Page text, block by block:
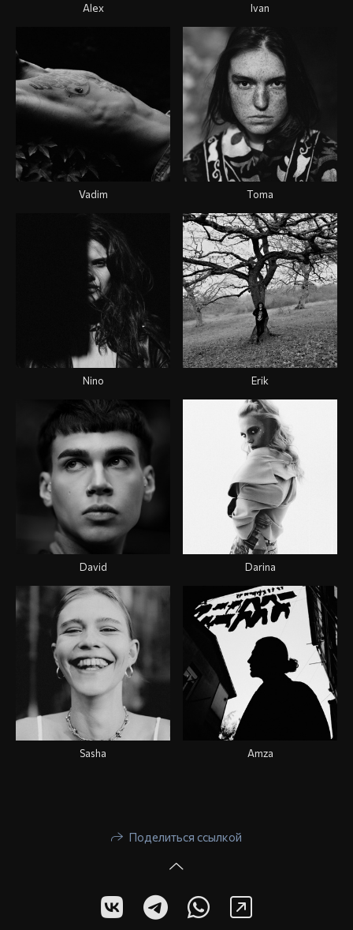
Alex Ivan
Vadim Toma
Nino Erik
David Darina
Sasha Amza
Поделиться ссылкой